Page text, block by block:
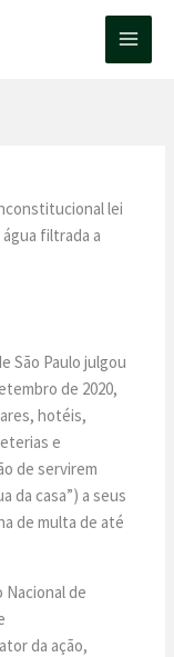
lei
filtrada a
São Paulo julgou
de 2020,
hotéis,
e
de servirem
da casa”) a seus
de multa de até
Nacional de
da ação,